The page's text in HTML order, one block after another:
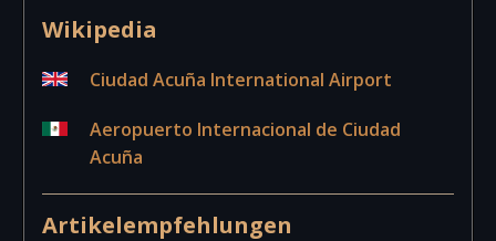
Wikipedia
Ciudad Acuña International Airport
Aeropuerto Internacional de Ciudad
Acuña
Artikelempfehlungen